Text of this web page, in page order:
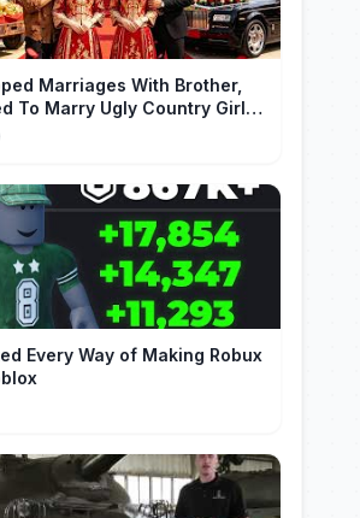
Marriages With Brother,
To Marry Ugly Country Girl—
Gorgeous Billionaire CEO!
Every Way of Making Robux